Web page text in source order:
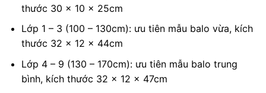
thước 30 x 10 x 25cm
Lớp 1 – 3 (100 – 130cm): ưu tiên mẫu balo vừa, kích
thước 32 x 12 x 44cm
Lớp 4 – 9 (130 – 170cm): ưu tiên mẫu balo trung
bình, kích thước 32 x 12 x 47cm